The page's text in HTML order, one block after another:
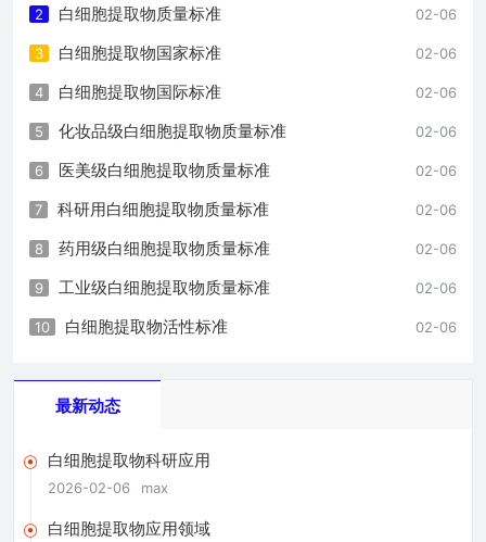
02-06
2 白细胞提取物质量标准
02-06
3 白细胞提取物国家标准
02-06
4 白细胞提取物国际标准
02-06
5 化妆品级白细胞提取物质量标准
02-06
6 医美级白细胞提取物质量标准
02-06
7 科研用白细胞提取物质量标准
02-06
8 药用级白细胞提取物质量标准
02-06
9 工业级白细胞提取物质量标准
02-06
10 白细胞提取物活性标准
最新动态
白细胞提取物科研应用
2026-02-06 max
白细胞提取物应用领域